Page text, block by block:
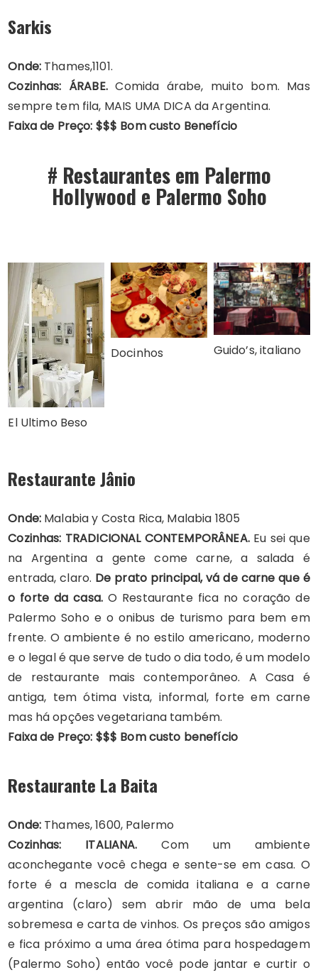
Sarkis
Onde: Thames,1101.
Cozinhas: ÁRABE.Comida árabe, muito bom. Mas
sempre tem fila, MAIS UMA DICA da Argentina.
Faixa de Preço: $$$ Bom custo Benefício
# Restaurantes em Palermo
Hollywood e Palermo Soho
El Ultimo Beso
Docinhos Guido’s, italiano
Restaurante Jânio
Onde: Malabia y Costa Rica, Malabia 1805
Cozinhas: TRADICIONAL CONTEMPORÂNEA. Eu sei que
na Argentina a gente come carne, a salada é
entrada, claro. De prato principal, vá de carne que é
o forte da casa. O Restaurante fica no coração de
Palermo Soho e o onibus de turismo para bem em
frente. O ambiente é no estilo americano, moderno
e o legal é que serve de tudo o dia todo, é um modelo
de restaurante mais contemporâneo. A Casa é
antiga, tem ótima vista, informal, forte em carne
mas há opções vegetariana também.
Faixa de Preço: $$$ Bom custo benefício
Restaurante La Baita
Onde: Thames, 1600, Palermo
Cozinhas: ITALIANA.Com um ambiente
aconchegante você chega e sente-se em casa. O
forte é a mescla de comida italiana e a carne
argentina (claro) sem abrir mão de uma bela
sobremesa e carta de vinhos. Os preços são amigos
e fica próximo a uma área ótima para hospedagem
(Palermo Soho) então você pode jantar e curtir o